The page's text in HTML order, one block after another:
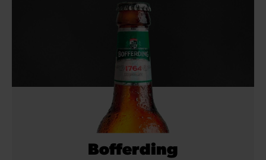
Bofferding